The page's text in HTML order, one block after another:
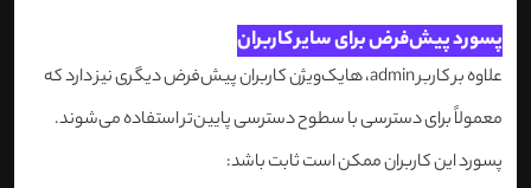
پسورد پیش‌فرض برای سایر کاربران
علاوه بر کاربر admin، هایک‌ویژن کاربران پیش‌فرض دیگری نیز دارد که
معمولاً برای دسترسی با سطوح دسترسی پایین‌تر استفاده می‌شوند.
پسورد این کاربران ممکن است ثابت باشد: